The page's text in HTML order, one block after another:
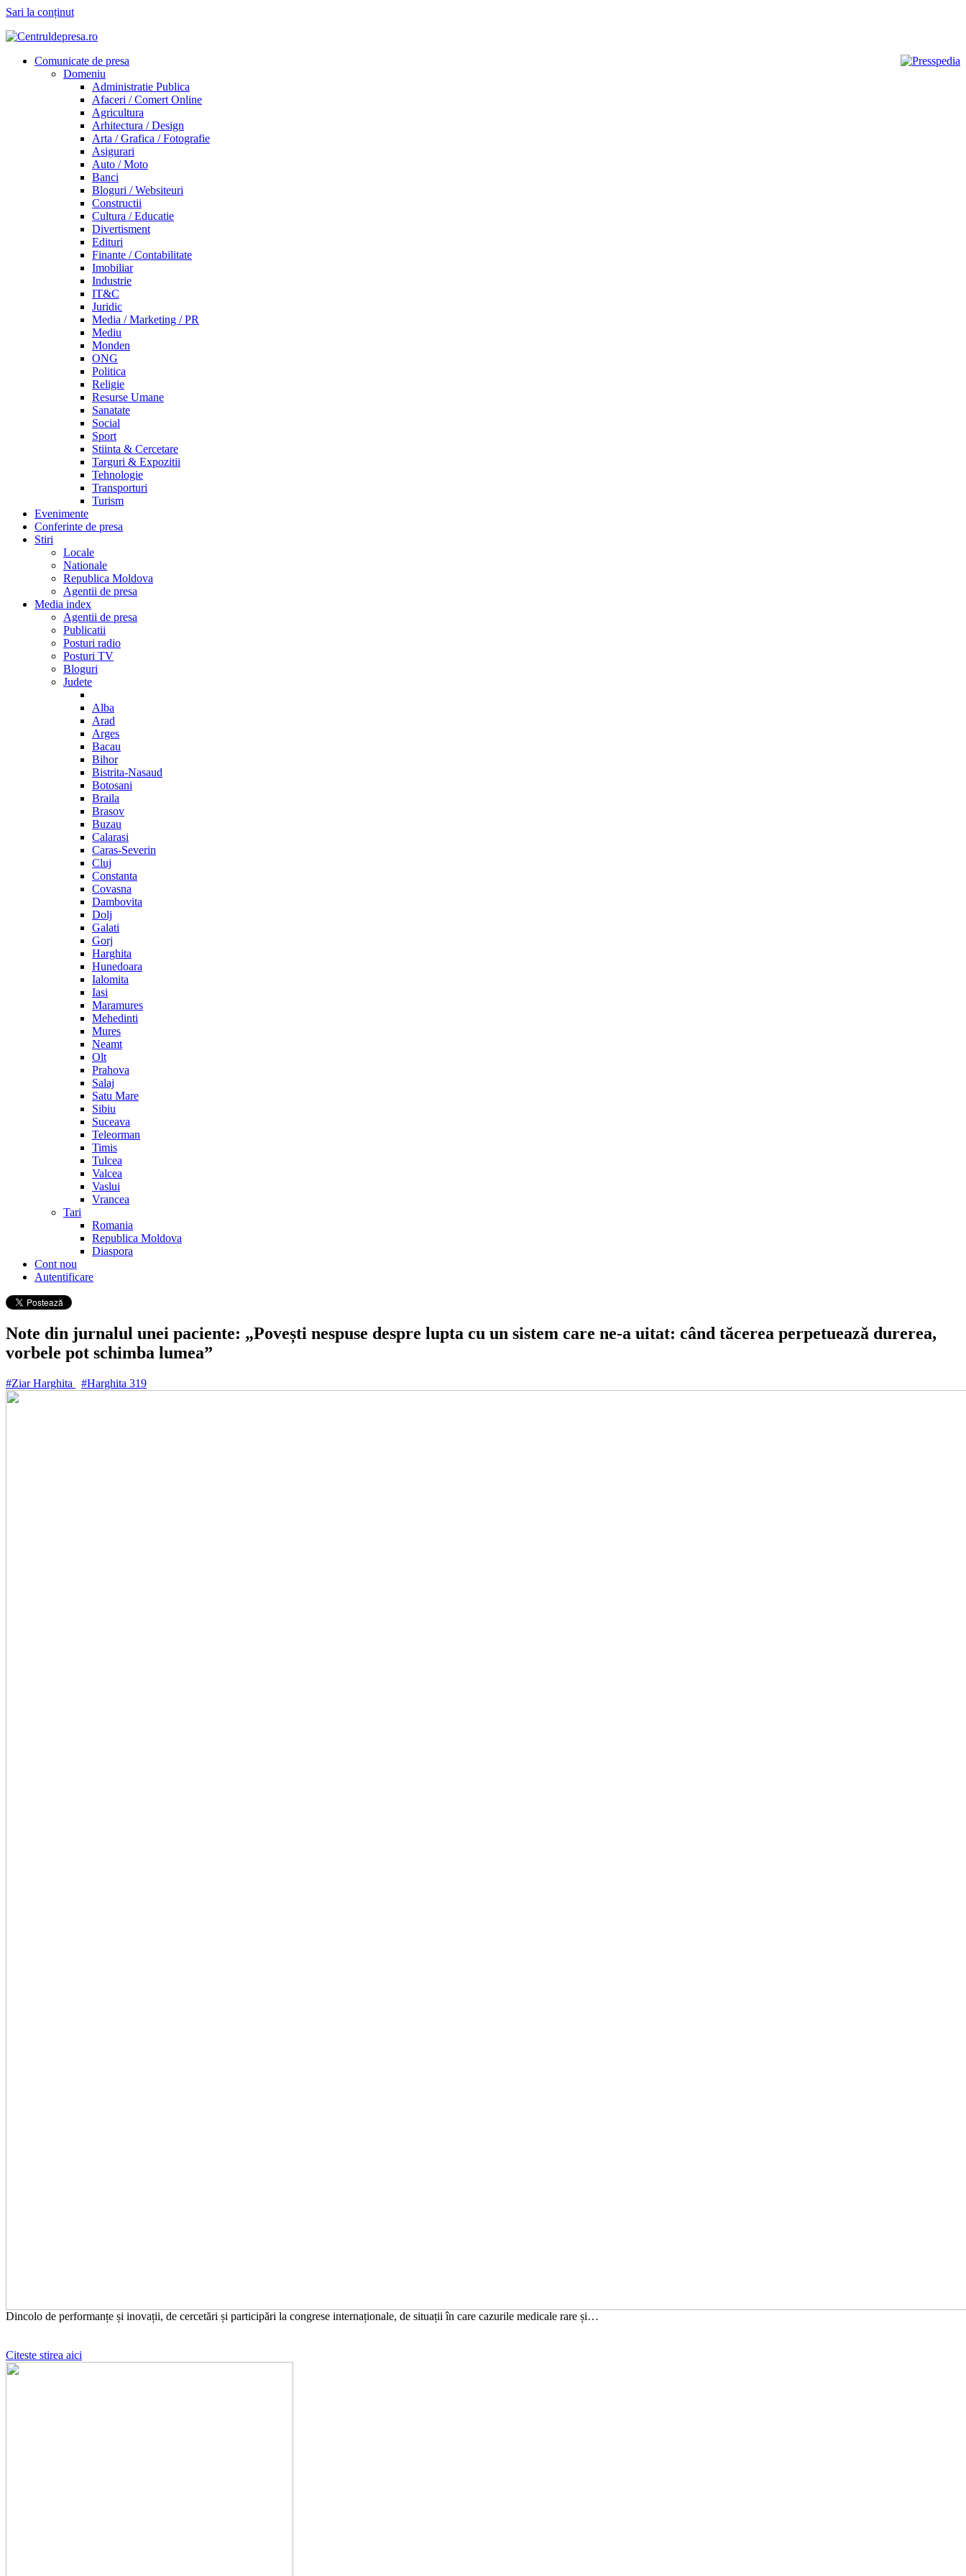
Sari la conținut
Comunicate de presa
Domeniu
Administratie Publica
Afaceri / Comert Online
Agricultura
Arhitectura / Design
Arta / Grafica / Fotografie
Asigurari
Auto / Moto
Banci
Bloguri / Websiteuri
Constructii
Cultura / Educatie
Divertisment
Edituri
Finante / Contabilitate
Imobiliar
Industrie
IT&C
Juridic
Media / Marketing / PR
Mediu
Monden
ONG
Politica
Religie
Resurse Umane
Sanatate
Social
Sport
Stiinta & Cercetare
Targuri & Expozitii
Tehnologie
Transporturi
Turism
Evenimente
Conferinte de presa
Stiri
Locale
Nationale
Republica Moldova
Agentii de presa
Media index
Agentii de presa
Publicatii
Posturi radio
Posturi TV
Bloguri
Judete
Alba
Arad
Arges
Bacau
Bihor
Bistrita-Nasaud
Botosani
Braila
Brasov
Buzau
Calarasi
Caras-Severin
Cluj
Constanta
Covasna
Dambovita
Dolj
Galati
Gorj
Harghita
Hunedoara
Ialomita
Iasi
Maramures
Mehedinti
Mures
Neamt
Olt
Prahova
Salaj
Satu Mare
Sibiu
Suceava
Teleorman
Timis
Tulcea
Valcea
Vaslui
Vrancea
Tari
Romania
Republica Moldova
Diaspora
Cont nou
Autentificare
Note din jurnalul unei paciente: „Povești nespuse despre lupta cu un sistem care ne-a uitat: când tăcerea perpetuează durerea,
vorbele pot schimba lumea”
#Ziar Harghita #Harghita 319
Dincolo de performanțe și inovații, de cercetări și participări la congrese internaționale, de situații în care cazurile medicale rare și…
Citeste stirea aici